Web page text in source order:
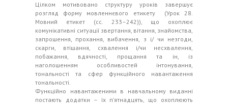
Цілком мотивовано структуру уроків завершує
розгляд форму мовленнєвого етикету (Урок 28.
Мовний етикет (сс. 233–242)), що охоплює
комунікативні ситуації звертання, вітання, знайомства,
запрошення, прохання, вибачення, з і/ чи незгоди,
скарги, втішання, схвалення і/чи несхвалення,
побажання, вдячності, прощання та ін, із
наголошенням особливостей інтонування,
тональності та сфер функційного навантаження
тональності.
Функційно навантаженими в навчальному виданні
постають додатки – їх п’ятнадцять, що охоплюють